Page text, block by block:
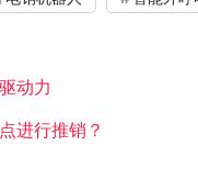
动力
进行推销？